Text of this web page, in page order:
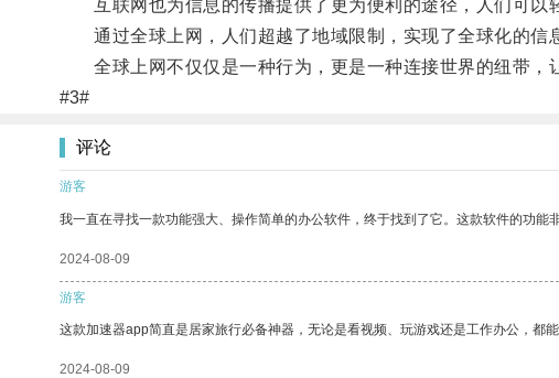
互联网也为信息的传播提供了更为便利的途径，人们可以
通过全球上网，人们超越了地域限制，实现了全球化的信
全球上网不仅仅是一种行为，更是一种连接世界的纽带，
#3#
评论
游客
我一直在寻找一款功能强大、操作简单的办公软件，终于找到了它。这款软件的功
2024-08-09
游客
这款加速器app简直是居家旅行必备神器，无论是看视频、玩游戏还是工作办公，都
2024-08-09